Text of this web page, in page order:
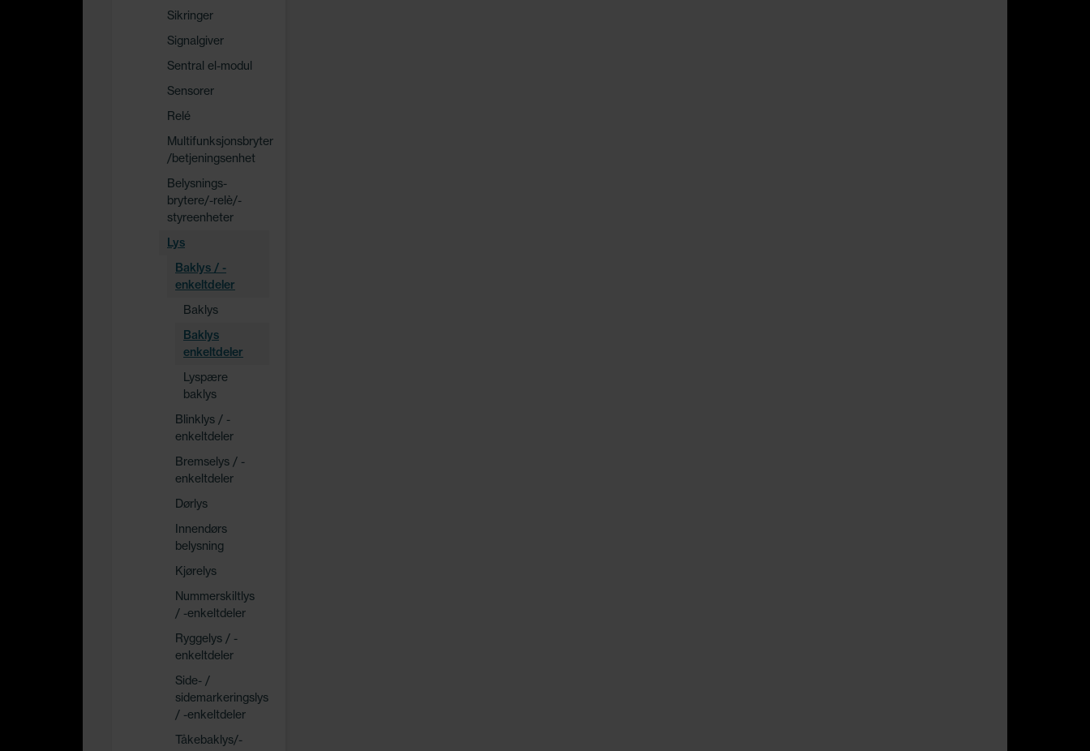
Sikringer
Signalgiver
Sentral el-modul
Sensorer
Relé
Multifunksjonsbryter
/betjeningsenhet
Belysnings-
brytere/-relè/-
styreenheter
Lys
Baklys / -
enkeltdeler
Baklys
Baklys
enkeltdeler
Lyspære
baklys
Blinklys / -
enkeltdeler
Bremselys / -
enkeltdeler
Dørlys
Innendørs
belysning
Kjørelys
Nummerskiltlys
/ -enkeltdeler
Ryggelys / -
enkeltdeler
Side- /
sidemarkeringslys
/ -enkeltdeler
Tåkebaklys/-